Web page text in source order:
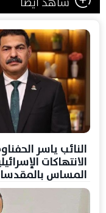
النائب ياسر
الانتهاكات
المساس